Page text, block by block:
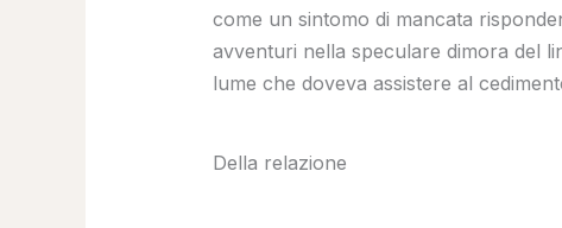
come un sintomo di mancata
avventuri nella speculare dimora del
lume che doveva assistere al
Della relazione